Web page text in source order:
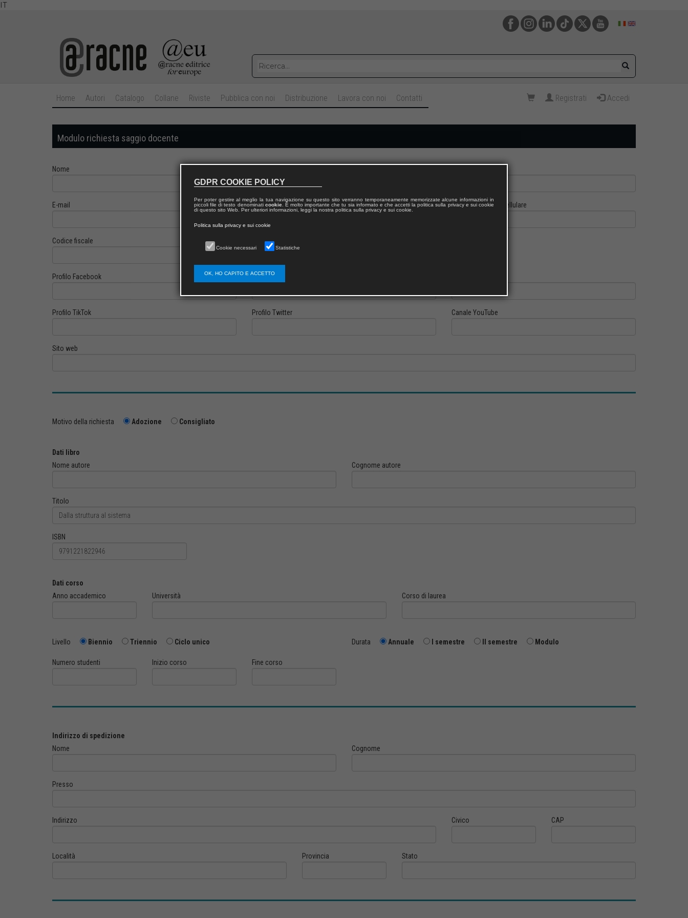
IT
Home Autori Catalogo Collane Riviste Pubblica con noi Distribuzione Lavora con noi Contatti Registrati Accedi
Modulo richiesta saggio docente
Nome
E-mail Telefono fisso Cellulare
Codice fiscale
Profilo Facebook Profilo Instagram
Profilo TikTok Profilo Twitter Canale YouTube
Sito web
Motivo della richiesta Adozione Consigliato
Dati libro
Nome autore
Cognome autore
Titolo
ISBN
Dati corso
Anno accademico
Università Corso di laurea
Livello Biennio Triennio Ciclo unico Durata Annuale I semestre II semestre Modulo
Numero studenti Inizio corso Fine corso
Indirizzo di spedizione
Nome
Cognome
Presso
Indirizzo Civico CAP
Località Provincia Stato
GDPR COOKIE POLICY
Per poter gestire al meglio la tua navigazione su questo sito verranno temporaneamente memorizzate alcune informazioni in
piccoli file di testo denominati cookie. È molto importante che tu sia informato e che accetti la politica sulla privacy e sui cookie
di questo sito Web. Per ulteriori informazioni, leggi la nostra politica sulla privacy e sui cookie.
Politica sulla privacy e sui cookie
Cookie necessari Statistiche
OK, HO CAPITO E ACCETTO